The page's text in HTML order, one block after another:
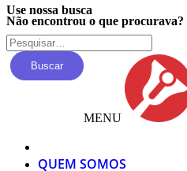
Não encontrou o que procurava?
Use nossa busca
Buscar
MENU
QUEM SOMOS